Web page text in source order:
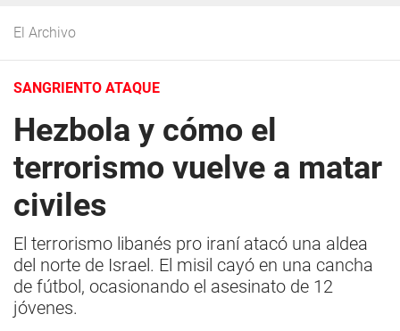
El Archivo
SANGRIENTO ATAQUE
Hezbola y cómo el
terrorismo vuelve a matar
civiles
El terrorismo libanés pro iraní atacó una aldea
del norte de Israel. El misil cayó en una cancha
de fútbol, ocasionando el asesinato de 12
jóvenes.